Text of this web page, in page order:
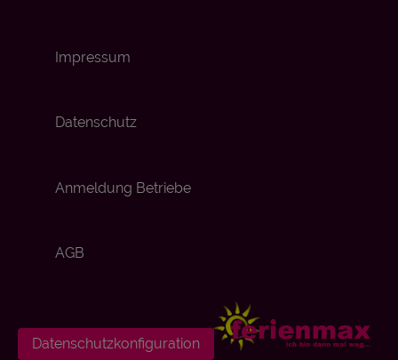
Impressum
Datenschutz
Anmeldung Betriebe
AGB
Datenschutzkonfiguration